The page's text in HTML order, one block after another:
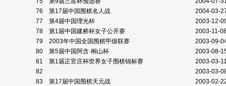
76
第17届中国围棋名人战
2004-03-
77
第4届中国理光杯
2003-12-
78
第1届中国建桥杯女子公开赛
2003-11-
79
2003年中国全国围棋甲级联赛
2003-09-
80
第5届中国阿含·桐山杯
2003-08-
81
第1届正官庄杯世界女子围棋锦标赛
2003-03-
82
2003-03-
83
第17届中国围棋天元战
2003-02-